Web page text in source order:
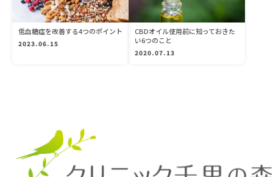
低血糖症を改善する4つのポイント
2023.06.15
CBDオイル使用前に知っておきた
い6つのこと
2020.07.13